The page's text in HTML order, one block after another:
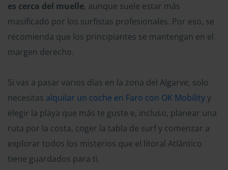
es cerca del muelle, aunque suele estar más
masificado por los surfistas profesionales. Por eso, se
recomienda que los principiantes se mantengan en el
margen derecho.
Si vas a pasar varios días en la zona del Algarve, solo
necesitas alquilar un coche en Faro con OK Mobilityy
elegir la playa que más te guste e, incluso, planear una
ruta por la costa, coger la tabla de surf y comenzar a
explorar todos los misterios que el litoral Atlántico
tiene guardados para ti.